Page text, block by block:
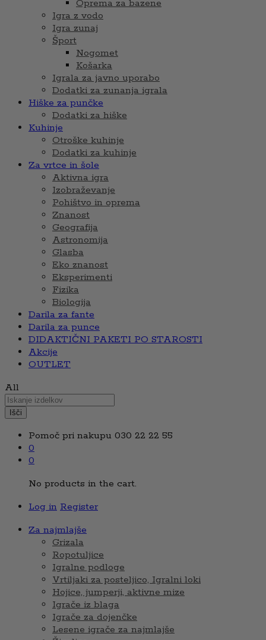
Oprema za bazene
Igra z vodo
Igra zunaj
Šport
Nogomet
Košarka
Igrala za javno uporabo
Dodatki za zunanja igrala
Hiške za punčke
Dodatki za hiške
Kuhinje
Otroške kuhinje
Dodatki za kuhinje
Za vrtce in šole
Aktivna igra
Izobraževanje
Pohištvo in oprema
Znanost
Geografija
Astronomija
Glasba
Eko znanost
Eksperimenti
Fizika
Biologija
Darila za fante
Darila za punce
DIDAKTIČNI PAKETI PO STAROSTI
Akcije
OUTLET
All
Išči
Pomoč pri nakupu 030 22 22 55
0
0
No products in the cart.
Log in Register
Za najmlajše
Grizala
Ropotuljice
Igralne podloge
Vrtiljaki za posteljico, Igralni loki
Hojice, jumperji, aktivne mize
Igrače iz blaga
Igrače za dojenčke
Lesene igrače za najmlajše